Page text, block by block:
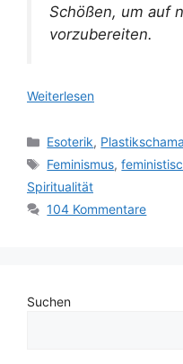
Schößen, um auf
vorzubereiten.
Weiterlesen
Kategorien
Esoterik,
Schlagwörter
Feminismus,
Spiritualität
104 Kommentare
Suchen